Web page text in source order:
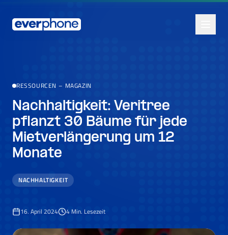
RESSOURCEN – MAGAZIN
Nachhaltigkeit: Veritree
pflanzt 30 Bäume für jede
Mietverlängerung um 12
Monate
NACHHALTIGKEIT
16. April 2024 4 Min. Lesezeit